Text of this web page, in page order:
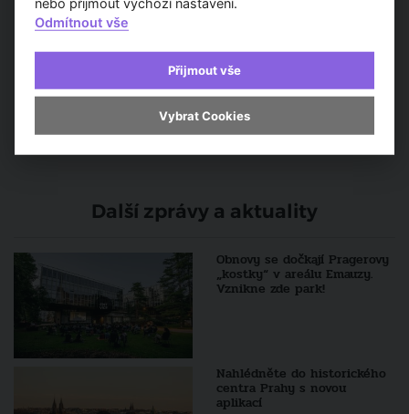
Rohanský ostrov se stane atraktivním místem pro
bydlení i odpočinek
Hlavní město zveřejnilo jména 15 architektonických
týmů, které zpracují návrh budoucí podoby Vltavské
filharmonie
Další zprávy a aktuality
Obnovy se dočkají Pragerovy
„kostky“ v areálu Emauzy.
Vznikne zde park!
Nahlédněte do historického
centra Prahy s novou
aplikací
Odmítnout vše
Přijmout vše
Vybrat Cookies